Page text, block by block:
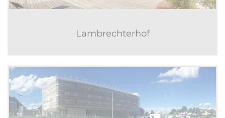
Lambrechterhof